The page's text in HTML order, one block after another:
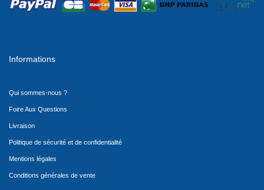
Informations
Qui sommes-nous ?
Foire Aux Questions
Livraison
Politique de sécurité et de confidentialité
Mentions légales
Conditions générales de vente